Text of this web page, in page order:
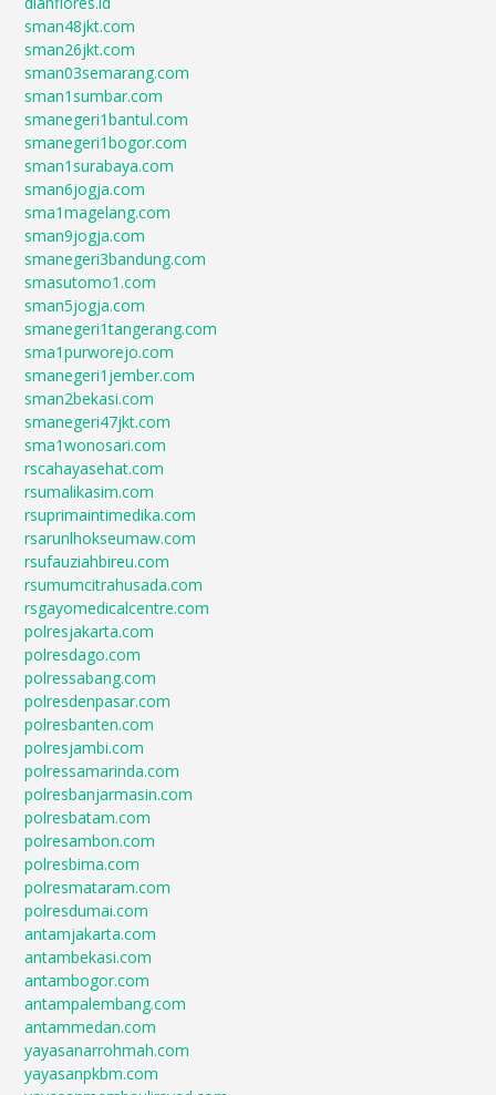
sman48jkt.com
sman26jkt.com
sman03semarang.com
sman1sumbar.com
smanegeri1bantul.com
smanegeri1bogor.com
sman1surabaya.com
sman6jogja.com
sma1magelang.com
sman9jogja.com
smanegeri3bandung.com
smasutomo1.com
sman5jogja.com
smanegeri1tangerang.com
sma1purworejo.com
smanegeri1jember.com
sman2bekasi.com
smanegeri47jkt.com
sma1wonosari.com
rscahayasehat.com
rsumalikasim.com
rsuprimaintimedika.com
rsarunlhokseumaw.com
rsufauziahbireu.com
rsumumcitrahusada.com
rsgayomedicalcentre.com
polresjakarta.com
polresdago.com
polressabang.com
polresdenpasar.com
polresbanten.com
polresjambi.com
polressamarinda.com
polresbanjarmasin.com
polresbatam.com
polresambon.com
polresbima.com
polresmataram.com
polresdumai.com
antamjakarta.com
antambekasi.com
antambogor.com
antampalembang.com
antammedan.com
yayasanarrohmah.com
yayasanpkbm.com